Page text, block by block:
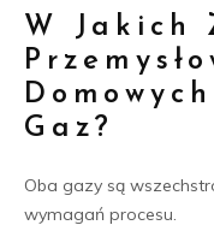
W Jakich
Gaz?
Oba gazy są
wymagań procesu.